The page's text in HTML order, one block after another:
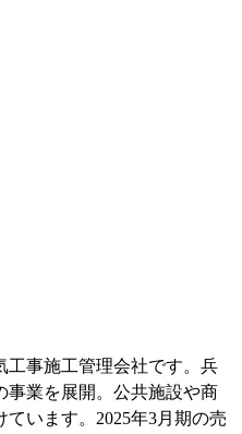
工事施工管理会社です。兵
事業を展開。公共施設や商
います。2025年3月期の売